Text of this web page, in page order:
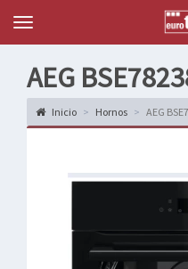
Topten
Menu
AEG
Inicio Hornos AEG